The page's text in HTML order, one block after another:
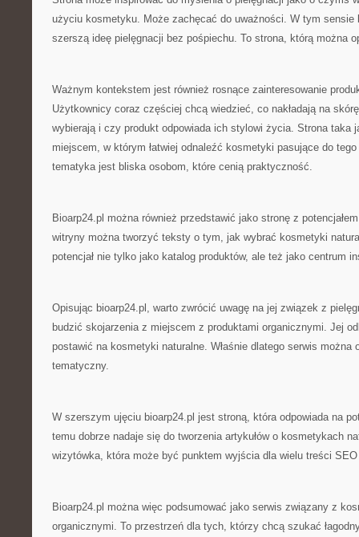
użyciu kosmetyku. Może zachęcać do uważności. W tym sensie
szerszą ideę pielęgnacji bez pośpiechu. To strona, którą można
Ważnym kontekstem jest również rosnące zainteresowanie
Użytkownicy coraz częściej chcą wiedzieć, co nakładają na
wybierają i czy produkt odpowiada ich stylowi życia. Strona taka
miejscem, w którym łatwiej odnaleźć kosmetyki pasujące do
tematyka jest bliska osobom, które cenią praktyczność.
Bioarp24.pl można również przedstawić jako stronę z
witryny można tworzyć teksty o tym, jak wybrać kosmetyki
potencjał nie tylko jako katalog produktów, ale też jako centrum
Opisując bioarp24.pl, warto zwrócić uwagę na jej związek z
budzić skojarzenia z miejscem z produktami organicznymi. Jej
postawić na kosmetyki naturalne. Właśnie dlatego serwis można
tematyczny.
W szerszym ujęciu bioarp24.pl jest stroną, która odpowiada na
temu dobrze nadaje się do tworzenia artykułów o kosmetykach
wizytówka, która może być punktem wyjścia dla wielu treści
Bioarp24.pl można więc podsumować jako serwis związany z
organicznymi. To przestrzeń dla tych, którzy chcą szukać